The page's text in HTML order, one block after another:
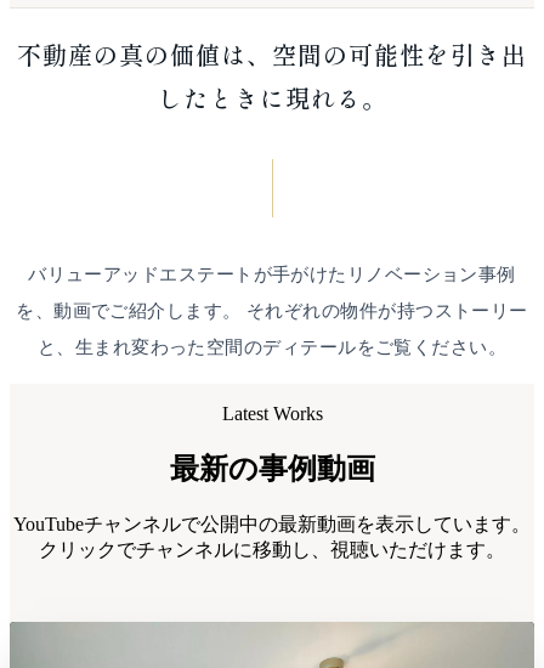
不動産の真の価値は、空間の可能性を引き出
したときに現れる。
バリューアッドエステートが手がけたリノベーション事例
を、動画でご紹介します。
それぞれの物件が持つストーリー
と、生まれ変わった空間のディテールをご覧ください。
Latest Works
最新の事例動画
YouTubeチャンネルで公開中の最新動画を表示しています。
クリックでチャンネルに移動し、視聴いただけます。